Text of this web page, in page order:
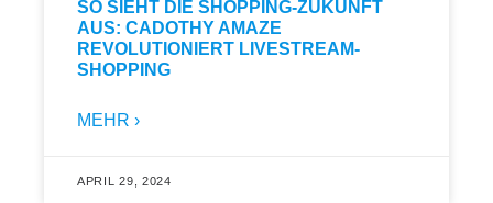
SO SIEHT DIE SHOPPING-ZUKUNFT
AUS: CADOTHY AMAZE
REVOLUTIONIERT LIVESTREAM-
SHOPPING
MEHR ›
APRIL 29, 2024